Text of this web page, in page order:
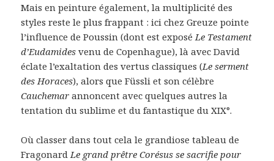
Mais en peinture également, la multiplicité des
styles reste le plus frappant : ici chez Greuze pointe
l’influence de Poussin (dont est exposé Le Testament
d’Eudamides venu de Copenhague), là avec David
éclate l’exaltation des vertus classiques (Le serment
des Horaces), alors que Füssli et son célèbre
Cauchemar annoncent avec quelques autres la
tentation du sublime et du fantastique du XIX°.
Où classer dans tout cela le grandiose tableau de
Fragonard Le grand prêtre Corésus se sacrifie pour